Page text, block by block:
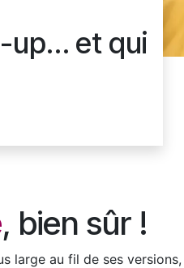
up… et qui
, bien sûr !
large au fil de ses versions,